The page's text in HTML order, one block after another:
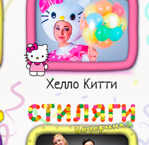
Хелло Китти